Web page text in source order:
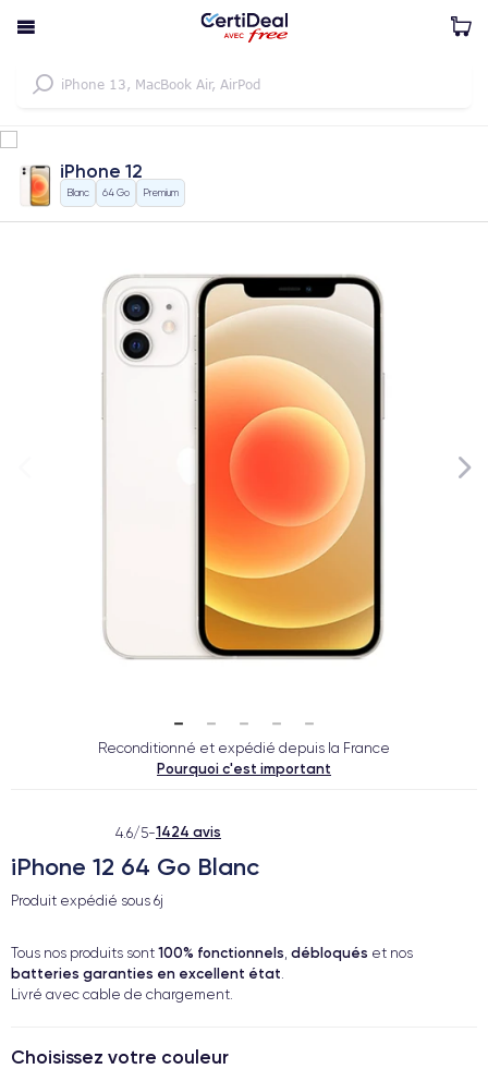
iPhone 12
Blanc 64 Go Premium
Reconditionné et expédié depuis la France
Pourquoi c'est important
4.6/5-1424 avis
iPhone 12 64 Go Blanc
Produit expédié sous 6j
Tous nos produits sont 100% fonctionnels, débloqués et nos
batteries garanties en excellent état.
Livré avec cable de chargement.
Choisissez votre couleur